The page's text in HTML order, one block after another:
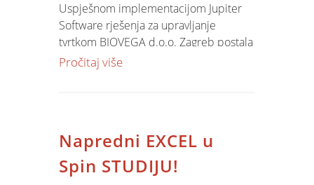
Uspješnom implementacijom Jupiter
Software rješenja za upravljanje
tvrtkom BIOVEGA d.o.o. Zagreb postala
je još jedan od korisnika Jupiter
konzultanata implementacija je
obavljena u kratkom roku i bez
prevelikih stresova.
Pročitaj više
Napredni EXCEL u
Spin STUDIJU!